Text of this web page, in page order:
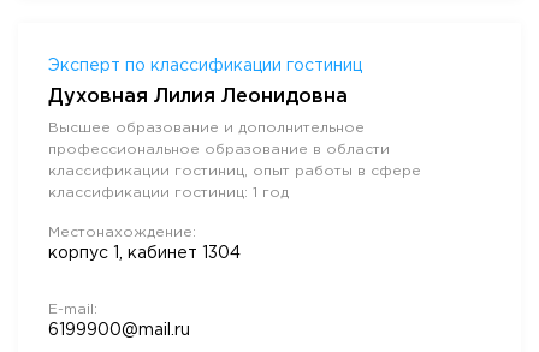
Эксперт по классификации гостиниц
Духовная Лилия Леонидовна
Высшее образование и дополнительное
профессиональное образование в области
классификации гостиниц, опыт работы в сфере
классификации гостиниц: 1 год
Местонахождение:
корпус 1, кабинет 1304
E-mail:
6199900@mail.ru